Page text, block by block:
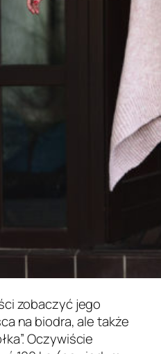
zobaczyć jego
na biodra, ale także
Oczywiście